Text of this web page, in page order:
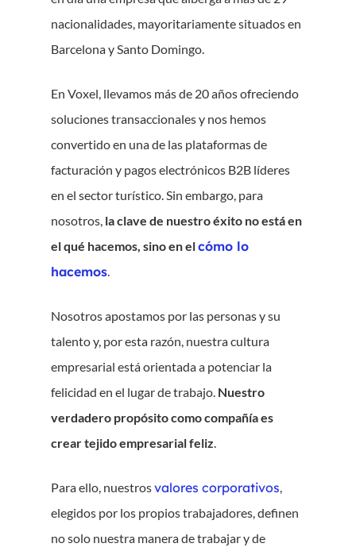
nacionalidades, mayoritariamente situados en
Barcelona y Santo Domingo.
En Voxel, llevamos más de 20 años ofreciendo
soluciones transaccionales y nos hemos
convertido en una de las plataformas de
facturación y pagos electrónicos B2B líderes
en el sector turístico. Sin embargo, para
nosotros, la clave de nuestro éxito no está en
el qué hacemos, sino en elcómo lo
hacemos.
Nosotros apostamos por las personas y su
talento y, por esta razón, nuestra cultura
empresarial está orientada a potenciar la
felicidad en el lugar de trabajo. Nuestro
verdadero propósito como compañía es
crear tejido empresarial feliz.
Para ello, nuestrosvalores corporativos,
elegidos por los propios trabajadores, definen
no solo nuestra manera de trabajar y de